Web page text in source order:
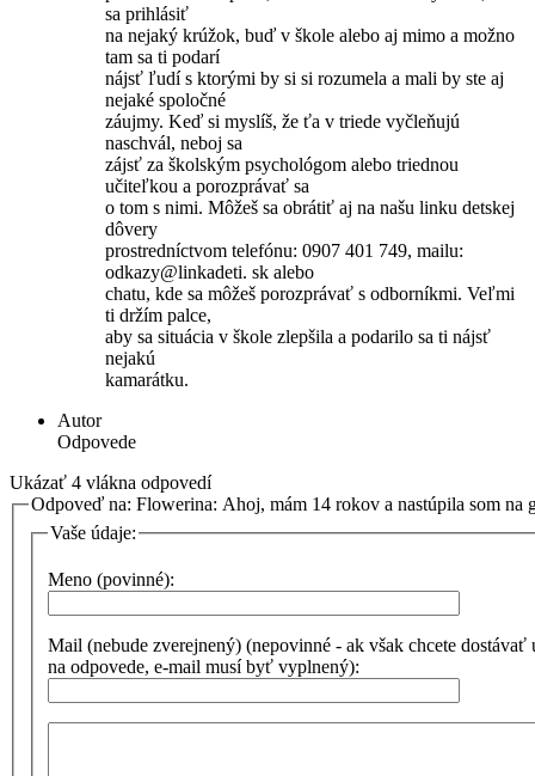
sa prihlásiť
na nejaký krúžok, buď v škole alebo aj mimo a možno
tam sa ti podarí
nájsť ľudí s ktorými by si si rozumela a mali by ste aj
nejaké spoločné
záujmy. Keď si myslíš, že ťa v triede vyčleňujú
naschvál, neboj sa
zájsť za školským psychológom alebo triednou
učiteľkou a porozprávať sa
o tom s nimi. Môžeš sa obrátiť aj na našu linku detskej
dôvery
prostredníctvom telefónu: 0907 401 749, mailu:
odkazy@linkadeti. sk alebo
chatu, kde sa môžeš porozprávať s odborníkmi. Veľmi
ti držím palce,
aby sa situácia v škole zlepšila a podarilo sa ti nájsť
nejakú
kamarátku.
Autor
Odpovede
Ukázať 4 vlákna odpovedí
Odpoveď na: Flowerina: Ahoj, mám 14 rokov a nastúpila som
Vaše údaje:
Meno (povinné):
Mail (nebude zverejnený) (nepovinné - ak však chcete dostávať
na odpovede, e-mail musí byť vyplnený):